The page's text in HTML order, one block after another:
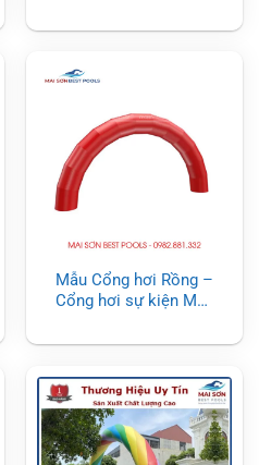
Mẫu Cổng hơi Rồng –
Cổng hơi sự kiện Mầu